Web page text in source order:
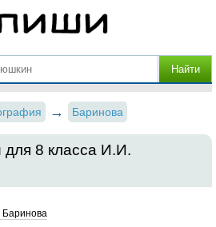
Баринова
для 8 класса И.И.